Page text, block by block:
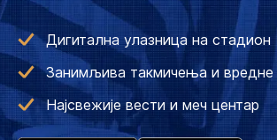
Дигитална улазница на стадион
Занимљива такмичења и вредне
Најсвежије вести и меч центар